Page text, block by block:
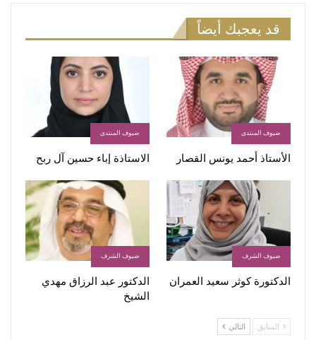
قد يعجبك أيضاً
ضيوف المنتدى
الأستاذ أحمد يونس القصار
ضيوف المنتدى
الاستاذة إباء حسين آل ربح
ضيوف الشرف
الدكتورة كوثر سعيد العمران
ضيوف الشرف
الدكتور عبد الرزاق مهدي
الشيخ
السابق التالي